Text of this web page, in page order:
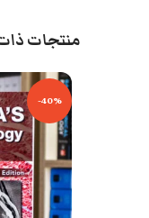
منتجات
-40%